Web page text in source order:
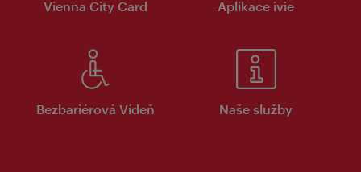
Vienna City Card Aplikace ivie
Bezbariérová Vídeň Naše služby